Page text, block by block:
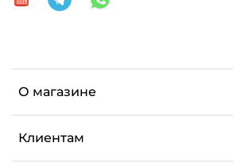
О магазине
Клиентам